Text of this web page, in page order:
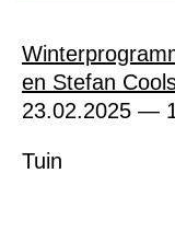
en Stefan
23.02.2025 —
Tuin